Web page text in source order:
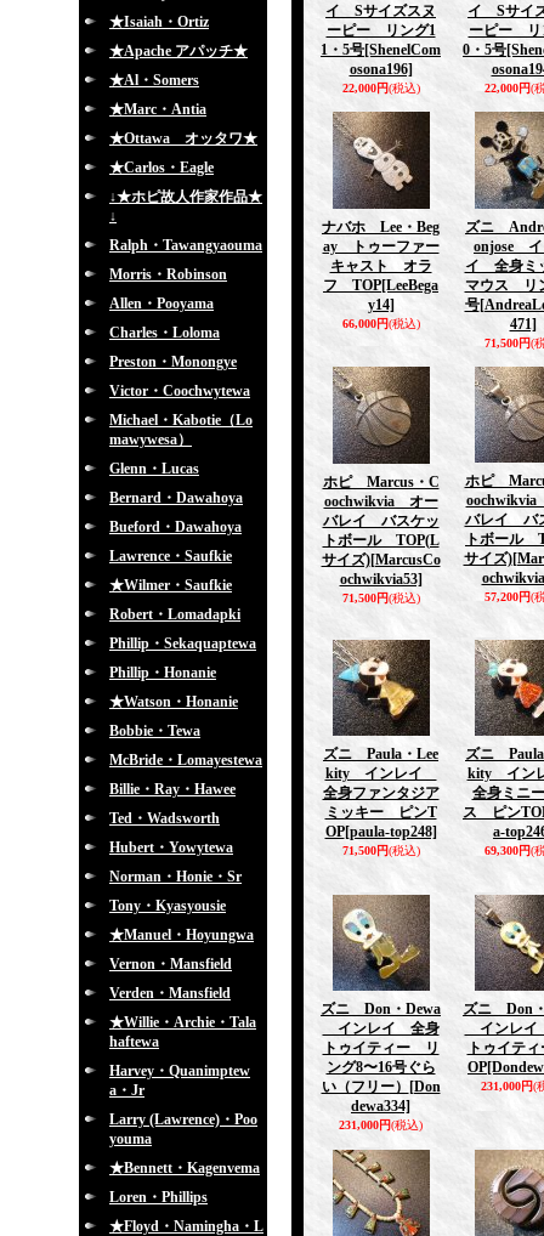
★Isaiah・Ortiz
★Apache アパッチ★
★Al・Somers
★Marc・Antia
★Ottawa オッタワ★
★Carlos・Eagle
↓★ホピ故人作家作品★
↓
Ralph・Tawangyaouma
Morris・Robinson
Allen・Pooyama
Charles・Loloma
Preston・Monongye
Victor・Coochwytewa
Michael・Kabotie（Lo
mawywesa）
Glenn・Lucas
Bernard・Dawahoya
Bueford・Dawahoya
Lawrence・Saufkie
★Wilmer・Saufkie
Robert・Lomadapki
Phillip・Sekaquaptewa
Phillip・Honanie
★Watson・Honanie
Bobbie・Tewa
McBride・Lomayestewa
Billie・Ray・Hawee
Ted・Wadsworth
Hubert・Yowytewa
Norman・Honie・Sr
Tony・Kyasyousie
★Manuel・Hoyungwa
Vernon・Mansfield
Verden・Mansfield
★Willie・Archie・Tala
haftewa
Harvey・Quanimptew
a・Jr
Larry (Lawrence)・Poo
youma
★Bennett・Kagenvema
Loren・Phillips
★Floyd・Namingha・L
イ Sサイズスヌ
ーピー リング1
1・5号[ShenelCom
osona196]
22,000円(税込)
イ Sサイ
ーピー リ
0・5号
22,000円(
ナバホ Lee・Beg
ay トゥーファー
キャスト オラ
フ TOP[LeeBega
y14]
66,000円(税込)
ズニ
onjose イ
イ 全身ミ
マウス リ
号
471]
71,500円(
ホピ Marcus・C
oochwikvia オー
バレイ バスケッ
トボール TOP(L
サイズ)[MarcusCo
ochwikvia53]
71,500円(税込)
ホピ
バレイ バ
トボール
サイズ)
57,200円(
ズニ Paula・Lee
kity インレイ
全身ファンタジア
ミッキー ピンT
OP[paula-top248]
71,500円(税込)
ズニ Paula
kity イン
全身ミニ
ス ピン
a-
69,300円(
ズニ Don・Dewa
インレイ 全身
トゥイティー リ
ング8〜16号ぐら
い（フリー）
[Don
dewa334]
231,000円(税込)
ズニ Don
インレ
トゥイテ
OP
231,000円(